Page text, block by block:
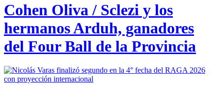
Cohen Oliva / Sclezi y los
hermanos Arduh, ganadores
del Four Ball de la Provincia